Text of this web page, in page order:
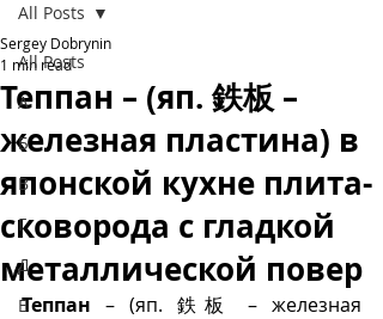
All Posts
А
Б
В
Г
Д
Е
All Posts
Теппан – (яп. 鉄板 –
железная пластина) в
японской кухне плита-
сковорода с гладкой
металлической повер
Sergey Dobrynin
1 min read
Теппан – (яп. 鉄板 – железная